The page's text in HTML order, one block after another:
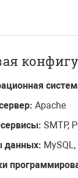
Apache
SMTP,
данных: